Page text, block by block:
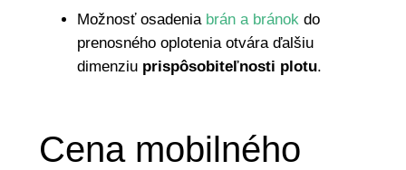
Možnosť osadenia brán a bránok do
prenosného oplotenia otvára ďalšiu
dimenziu prispôsobiteľnosti plotu.
Cena mobilného